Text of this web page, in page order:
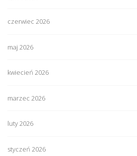
czerwiec 2026
maj 2026
kwiecień 2026
marzec 2026
luty 2026
styczeń 2026